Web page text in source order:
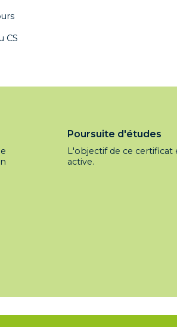
CS
Poursuite d'études
L'objectif de ce certificat
active.